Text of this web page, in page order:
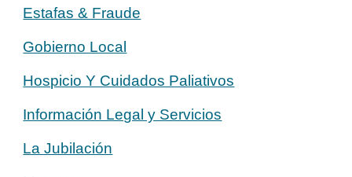
Estafas & Fraude
Gobierno Local
Hospicio Y Cuidados Paliativos
Información Legal y Servicios
La Jubilación